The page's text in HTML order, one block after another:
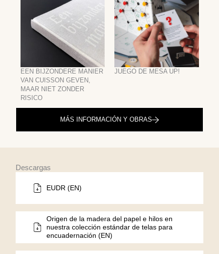
EEN BIJZONDERE MANIER
VAN CUISSON GEVEN,
MAAR NIET ZONDER
RISICO
JUEGO DE MESA UP!
MÁS INFORMACIÓN Y OBRAS
Descargas
EUDR (EN)
Origen de la madera del papel e hilos en
nuestra colección estándar de telas para
encuadernación (EN)